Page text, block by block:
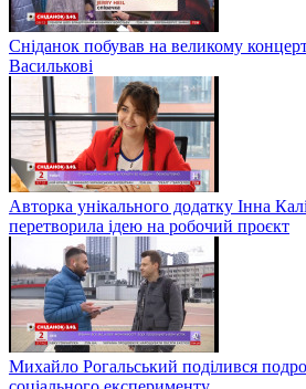
Сніданок побував на великому
Василькові
Авторка унікального додатку Інна
перетворила ідею на робочий проєкт
Михайло Рогальський поділився